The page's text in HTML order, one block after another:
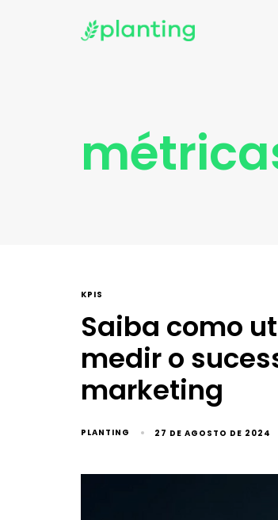
KPIS
Saiba como
medir o
marketing
PLANTING 27 DE AGOSTO DE 2024